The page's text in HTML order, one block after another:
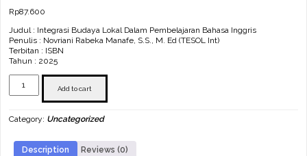
Rp87.600
Judul : Integrasi Budaya Lokal Dalam Pembelajaran Bahasa Inggris
Penulis : Novriani Rabeka Manafe, S.S., M. Ed (TESOL Int)
Terbitan : ISBN
Tahun : 2025
Budaya
Pembelajaran
Inggris
quantity
Add to cart
Category: Uncategorized
Description Reviews (0)